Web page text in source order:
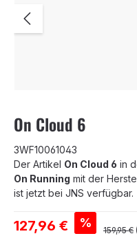
On Cloud 6
3WF10061043
Der Artikel On Cloud 6 in
On Running mit der
ist jetzt bei JNS verfügbar.
Verkaufspreis:
127,96 € %
159,95 €